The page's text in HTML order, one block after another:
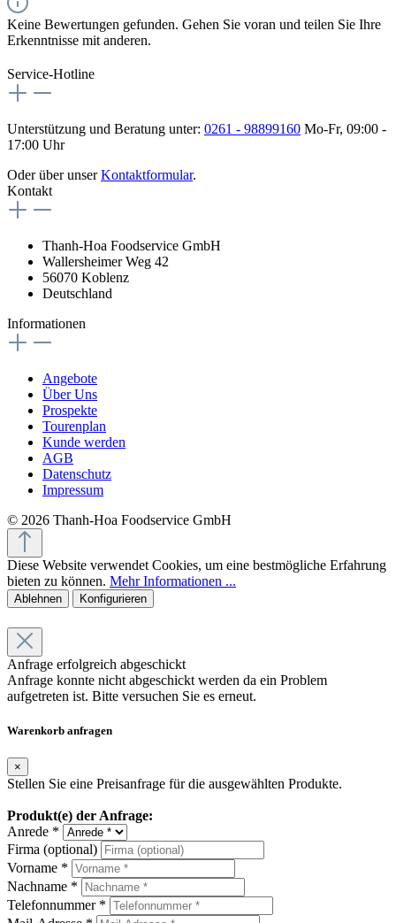
Keine Bewertungen gefunden. Gehen Sie voran und teilen Sie Ihre
Erkenntnisse mit anderen.
Service-Hotline
Unterstützung und Beratung unter: 0261 - 98899160 Mo-Fr, 09:00 -
17:00 Uhr
Oder über unserKontaktformular.
Kontakt
Thanh-Hoa Foodservice GmbH
Wallersheimer Weg 42
56070 Koblenz
Deutschland
Informationen
Angebote
Über Uns
Prospekte
Tourenplan
Kunde werden
AGB
Datenschutz
Impressum
© 2026 Thanh-Hoa Foodservice GmbH
Diese Website verwendet Cookies, um eine bestmögliche Erfahrung
bieten zu können. Mehr Informationen ...
Ablehnen Konfigurieren
Anfrage erfolgreich abgeschickt
Anfrage konnte nicht abgeschickt werden da ein Problem
aufgetreten ist. Bitte versuchen Sie es erneut.
Warenkorb anfragen
×
Stellen Sie eine Preisanfrage für die ausgewählten Produkte.
Produkt(e) der Anfrage:
Anrede *
Firma (optional)
Vorname *
Nachname *
Telefonnummer *